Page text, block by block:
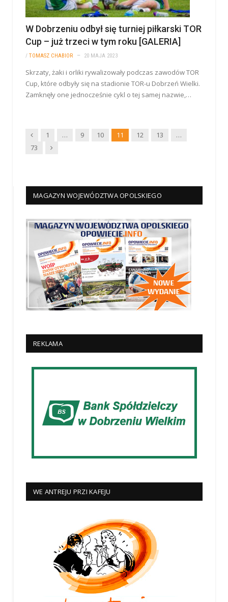
W Dobrzeniu odbył się turniej piłkarski TOR
Cup – już trzeci w tym roku [GALERIA]
/TOMASZ CHABIOR 20 MAJA 2023
Skrzaty, żaki i orliki rywalizowały podczas zawodów TOR
Cup, które odbyły się na stadionie TOR-u Dobrzeń Wielki.
Zamknęły one jednocześnie cykl o tej samej nazwie,…
Wstecz
1 … 9 10 11 12 13
…
73
Dalej
MAGAZYN WOJEWÓDZTWA OPOLSKIEGO
REKLAMA
WE ANTREJU PRZI KAFEJU